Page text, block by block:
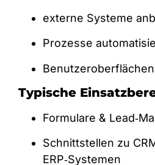
externe Systeme
Prozesse
Typische
Formulare &
Schnittstellen zu
ERP‑Systemen